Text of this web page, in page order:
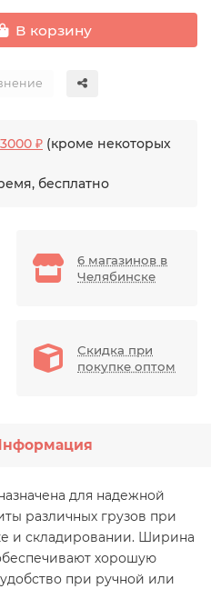
В корзину
₽ (кроме некоторых
бесплатно
6 магазинов в
Челябинске
Скидка при
покупке оптом
для надежной
различных грузов при
и складировании. Ширина
хорошую
при ручной или